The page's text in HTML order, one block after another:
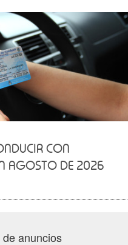
CON
AGOSTO DE 2026
anuncios